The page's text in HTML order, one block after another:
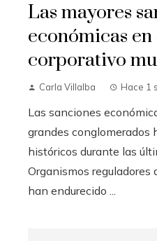
Las mayores
económicas
corporativo
Carla Villalba Hace 1
Las sanciones
grandes conglomerados
históricos durante las
Organismos
han endurecido ...